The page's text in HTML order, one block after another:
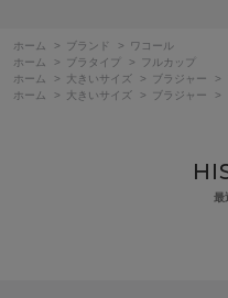
ホーム > ブランド >
ワコール
ホーム
> ブラタイプ >
フルカップ
ホーム
> 大きいサイズ > ブラジャー >
ホーム
> 大きいサイズ > ブラジャー >
最